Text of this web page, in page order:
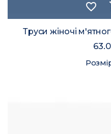
favorite_border
Труси жіночі